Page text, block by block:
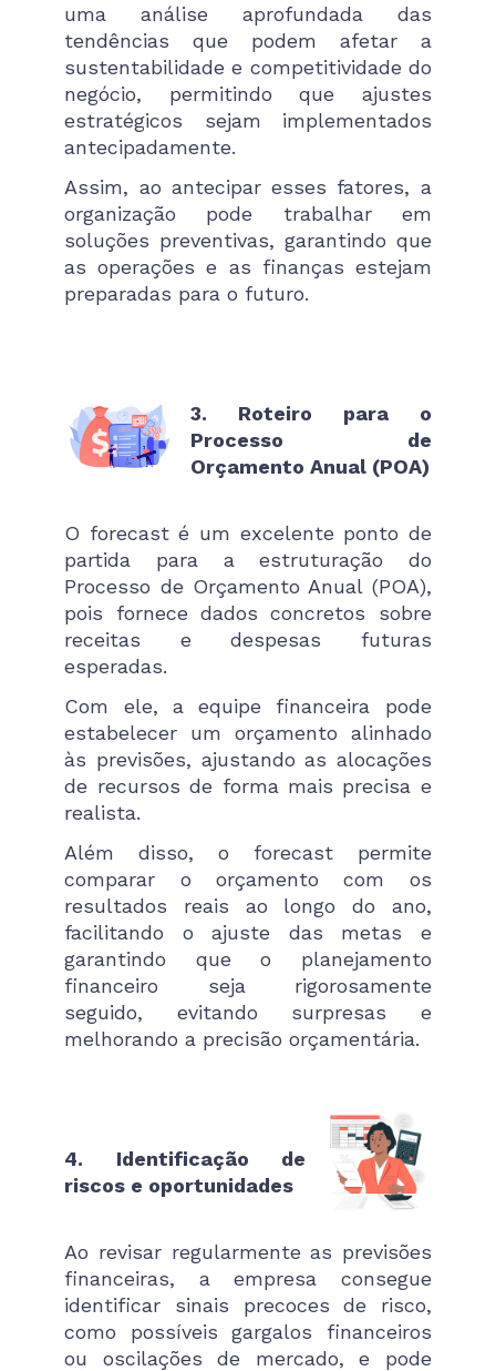
uma análise aprofundada das
tendências que podem afetar a
sustentabilidade e competitividade do
negócio, permitindo que ajustes
estratégicos sejam implementados
antecipadamente.
Assim, ao antecipar esses fatores, a
organização pode trabalhar em
soluções preventivas, garantindo que
as operações e as finanças estejam
preparadas para o futuro.
3. Roteiro para o
Processo de
Orçamento Anual (POA)
O forecast é um excelente ponto de
partida para a estruturação do
Processo de Orçamento Anual (POA),
pois fornece dados concretos sobre
receitas e despesas futuras
esperadas.
Com ele, a equipe financeira pode
estabelecer um orçamento alinhado
às previsões, ajustando as alocações
de recursos de forma mais precisa e
realista.
Além disso, o forecast permite
comparar o orçamento com os
resultados reais ao longo do ano,
facilitando o ajuste das metas e
garantindo que o planejamento
financeiro seja rigorosamente
seguido, evitando surpresas e
melhorando a precisão orçamentária.
4. Identificação de
riscos e oportunidades
Ao revisar regularmente as previsões
financeiras, a empresa consegue
identificar sinais precoces de risco,
como possíveis gargalos financeiros
ou oscilações de mercado, e pode